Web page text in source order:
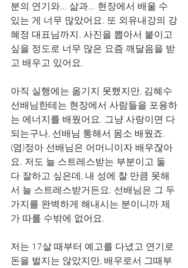
분의 연기와... 삶과... 현장에서 배울 수
있는 게 너무 많았어요. 또 외유내강의 강
혜정 대표님까지. 사진을 뽑아서 붙이고
싶을 정도로 너무 많은 요즘 깨달음을 받
고 배우고 있어요.
아직 실행에는 옮기지 못했지만, 김혜수
선배님한테는 현장에서 사람들을 포용하
는 에너지를 배웠어요. 그냥 사랑이면 다
되는구나, 선배님 통해서 몸소 배웠죠.
(염)정아 선배님은 어머니이자 배우잖아
요. 저도 늘 스트레스받는 부분이고 둘
다 잘하고 싶은데, 내 성에 찰 만큼 못해
서 늘 스트레스받거든요. 선배님은 그 두
가지를 완벽하게 해내시는 분이니까 제
가 따를 수밖에 없어요.
저는 17살 때부터 예고를 다녔고 연기로
돈을 벌지는 않았지만, 배우로서 그때부